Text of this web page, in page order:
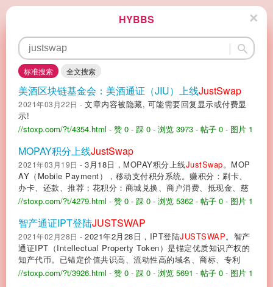
×
HYBBS
标准搜索 全文搜索
美酒区块链基金会：美酒通证（JIU）上线JustSwap
2021年03月22日 - 文章内容被隐藏, 可能需要回复显示或付费显
示!
//stoxp.com/?t/4354.html - 赞 0 - 踩 0 - 浏览 3973 - 帖子 0 - 图片 1
MOPAY积分上线JustSwap
2021年03月19日 - 3月18日，MOPAY积分上线JustSwap。MOP
AY（Mobile Payment），移动支付积分系统。赚积分：刷卡、
办卡、还款、推荐；花积分：商城兑换、商户消费、抵现金、慈
//stoxp.com/?t/4279.html - 赞 0 - 踩 0 - 浏览 5362 - 帖子 0 - 图片 1
智产通证IPT登陆JUSTSWAP
2021年02月28日 - 2021年2月28日，IPT登陆JUSTSWAP。智产
通证IPT（Intellectual Property Token）是锚定优质知识产权的
知产代币。已锚定价值共识高、流动性高的域名、商标、专利
//stoxp.com/?t/3926.html - 赞 0 - 踩 0 - 浏览 5691 - 帖子 0 - 图片 1